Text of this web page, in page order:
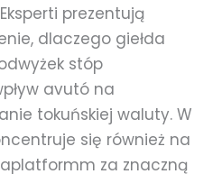
prezentują
dlaczego giełda
stóp
avutó na
tokuńskiej waluty. W
się również na
za znaczną